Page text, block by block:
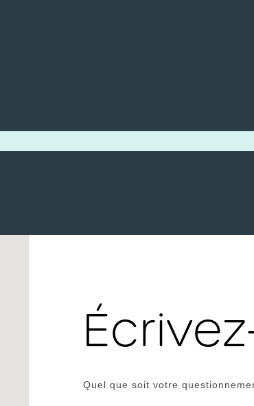
Quel que soit votre